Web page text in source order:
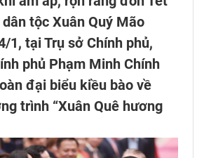
tộc Xuân Quý Mão
1, tại Trụ sở Chính phủ,
phủ Phạm Minh Chính
đại biểu kiều bào về
trình “Xuân Quê hương